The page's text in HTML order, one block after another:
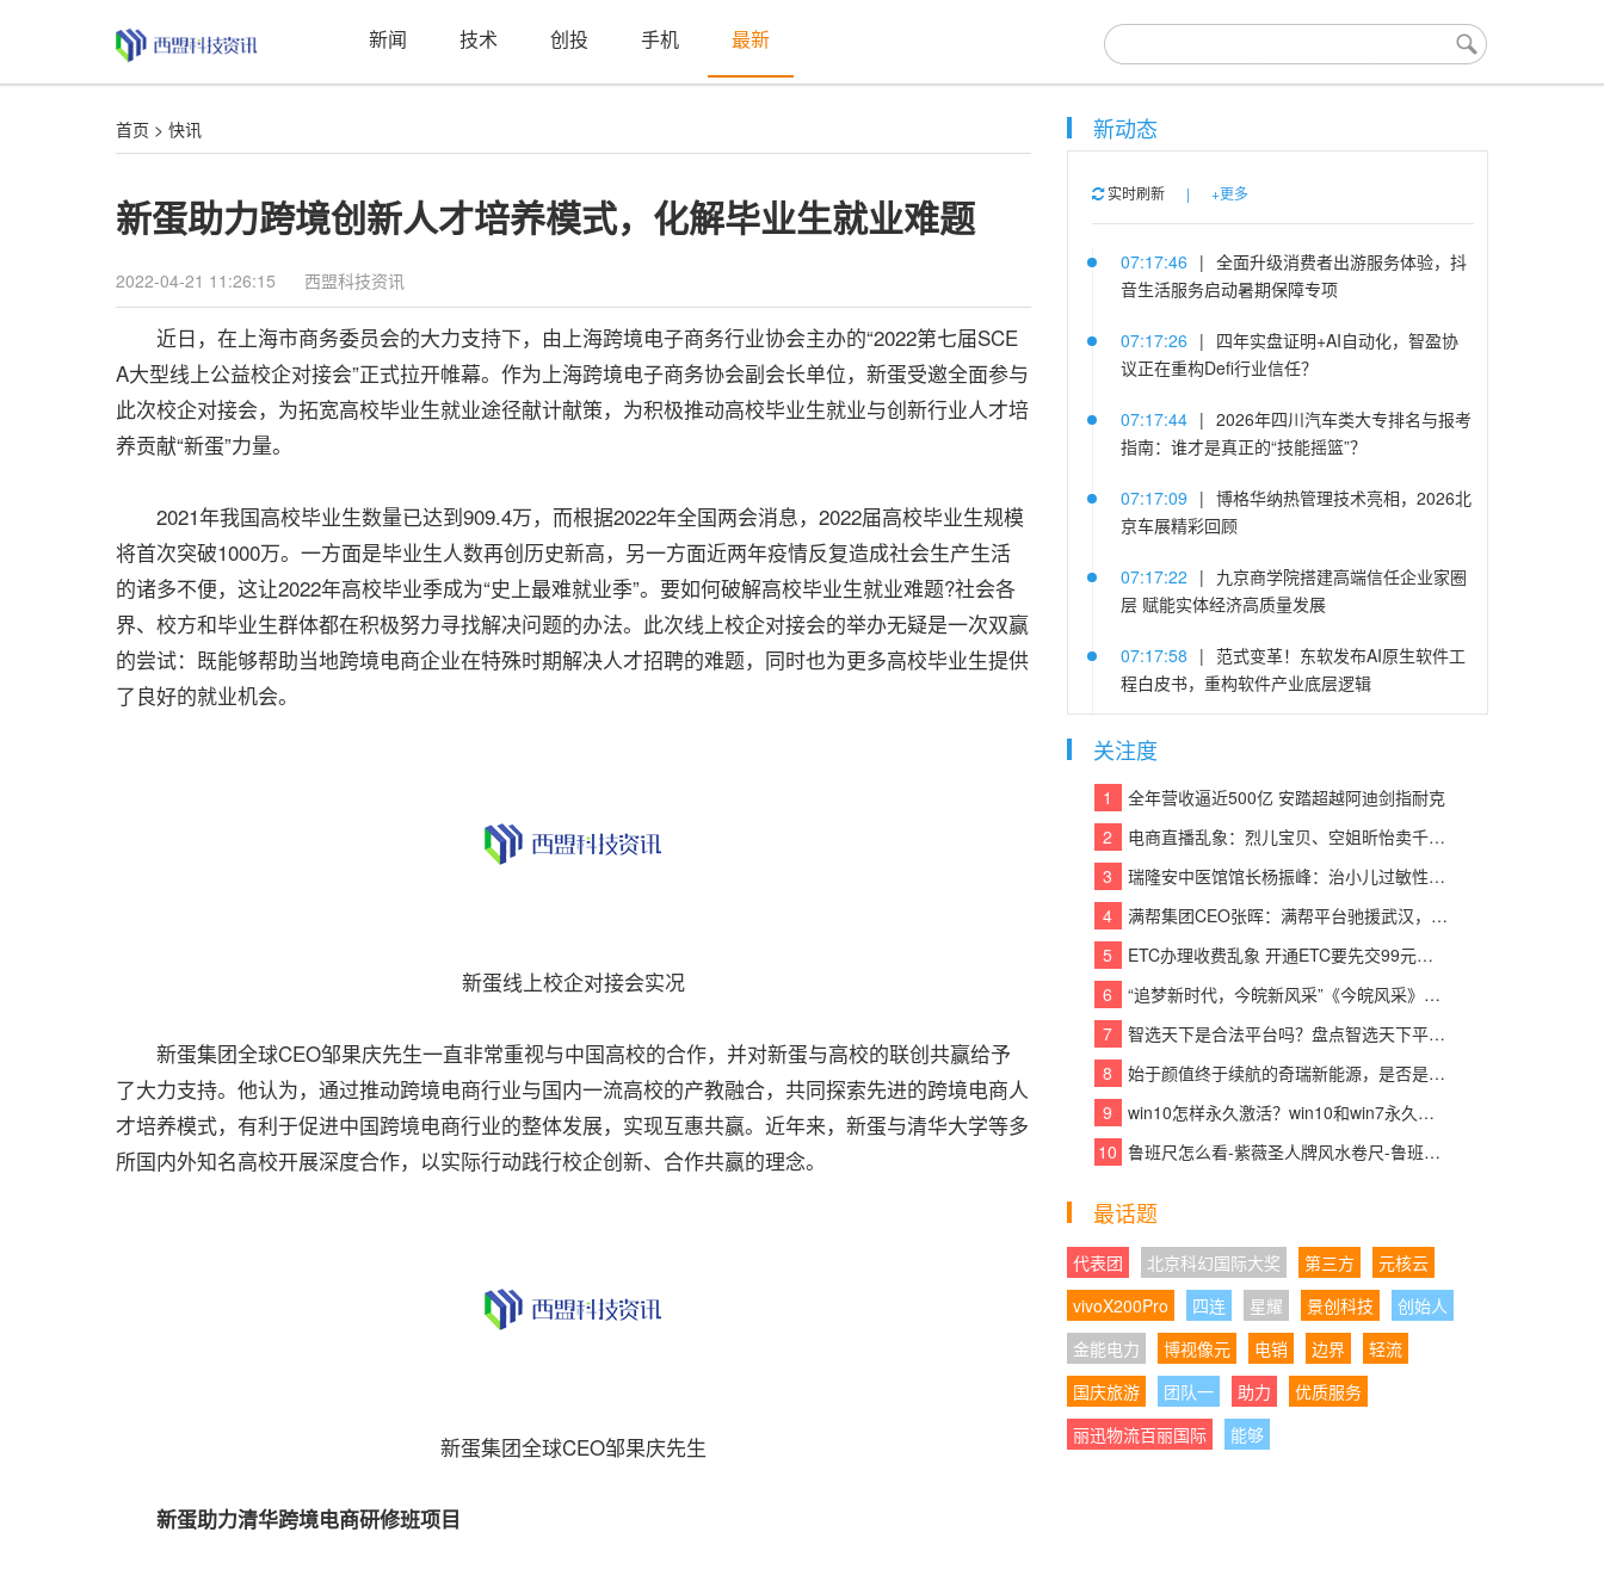
新闻 技术 创投 手机 最新
首页 > 快讯
新蛋助力跨境创新人才培养模式，化解毕业生就业难题
2022-04-21 11:26:15 西盟科技资讯
近日，在上海市商务委员会的大力支持下，由上海跨境电子商务行业协会主办的“2022第七届SCE
A大型线上公益校企对接会”正式拉开帷幕。作为上海跨境电子商务协会副会长单位，新蛋受邀全面参与
此次校企对接会，为拓宽高校毕业生就业途径献计献策，为积极推动高校毕业生就业与创新行业人才培
养贡献“新蛋”力量。
2021年我国高校毕业生数量已达到909.4万，而根据2022年全国两会消息，2022届高校毕业生规模
将首次突破1000万。一方面是毕业生人数再创历史新高，另一方面近两年疫情反复造成社会生产生活
的诸多不便，这让2022年高校毕业季成为“史上最难就业季”。要如何破解高校毕业生就业难题?社会各
界、校方和毕业生群体都在积极努力寻找解决问题的办法。此次线上校企对接会的举办无疑是一次双赢
的尝试：既能够帮助当地跨境电商企业在特殊时期解决人才招聘的难题，同时也为更多高校毕业生提供
了良好的就业机会。
新蛋线上校企对接会实况
新蛋集团全球CEO邹果庆先生一直非常重视与中国高校的合作，并对新蛋与高校的联创共赢给予
了大力支持。他认为，通过推动跨境电商行业与国内一流高校的产教融合，共同探索先进的跨境电商人
才培养模式，有利于促进中国跨境电商行业的整体发展，实现互惠共赢。近年来，新蛋与清华大学等多
所国内外知名高校开展深度合作，以实际行动践行校企创新、合作共赢的理念。
新蛋集团全球CEO邹果庆先生
新蛋助力清华跨境电商研修班项目
新动态
实时刷新 | +更多
07:17:46 | 全面升级消费者出游服务体验，抖
音生活服务启动暑期保障专项
07:17:26 | 四年实盘证明+AI自动化，智盈协
议正在重构Defi行业信任？
07:17:44 | 2026年四川汽车类大专排名与报考
指南：谁才是真正的“技能摇篮”？
07:17:09 | 博格华纳热管理技术亮相，2026北
京车展精彩回顾
07:17:22 | 九京商学院搭建高端信任企业家圈
层 赋能实体经济高质量发展
07:17:58 | 范式变革！东软发布AI原生软件工
程白皮书，重构软件产业底层逻辑
05:25:14
把豪华SUV价值重新拉高
05:22:48 | 践行算力普惠 赋能中小企业 | 易信
“易Token”模型服务平台重磅发布
05:21:37 | 老司机晋级当老板 欧马可冷藏车护
航李师傅创业路
05:21:03 | 东风汽金：猛士荣获中央企业品牌
引领行动第二批优秀“产品品牌”
05:21:39 | 疯狂伴习：深耕智能教育赛道 以硬
核产品赋能青少年英语高效学习
05:21:29 |
以标杆示范助力产业发展大局，千
年舟智木艺墅匠心打造装配式木结构建筑精品力
在给出新的答案
04:28:06 | AI都免费了，你的录音笔还在收“转
写保护费”？或许有更聪明的方案
04:28:08 |
携手民进同心筑书香,学大教育以公
益践行企业担当
关注度
1
全年营收逼近500亿 安踏超越阿迪剑指耐克
2
电商直播乱象：烈儿宝贝、空姐昕怡卖千万假货被诉
3
瑞隆安中医馆馆长杨振峰：治小儿过敏性咳嗽 有奇招
4
满帮集团CEO张晖：满帮平台驰援武汉，全力保障应急物资运输
5
ETC办理收费乱象 开通ETC要先交99元设备费？
6
“追梦新时代，今皖新风采”《今皖风采》栏目正式启动！
7
智选天下是合法平台吗？盘点智选天下平台实力
8
始于颜值终于续航的奇瑞新能源，是否是你想要的那款车？
9
win10怎样永久激活？win10和win7永久激活的方法和激活码
10 鲁班尺怎么看-紫薇圣人牌风水卷尺-鲁班尺吉数查询速查表
最话题
代表团 北京科幻国际大奖 第三方
元核云
vivoX200Pro
四连 星耀 景创科技
创始人
金能电力
博视像元 电销 边界
轻流
国庆旅游
团队一 助力
优质服务
丽迅物流百丽国际
能够